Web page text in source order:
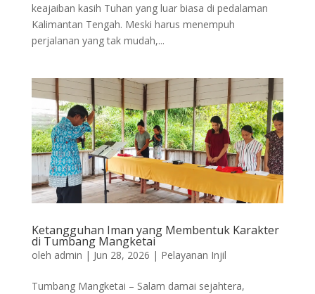
keajaiban kasih Tuhan yang luar biasa di pedalaman
Kalimantan Tengah. Meski harus menempuh
perjalanan yang tak mudah,...
Ketangguhan Iman yang Membentuk Karakter
di Tumbang Mangketai
oleh admin | Jun 28, 2026 | Pelayanan Injil
Tumbang Mangketai – Salam damai sejahtera,